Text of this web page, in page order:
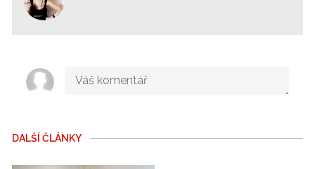
DALŠÍ ČLÁNKY